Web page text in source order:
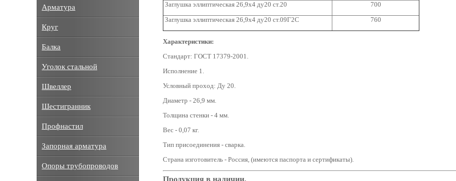
Заглушка эллиптическая 26,9х4 ду20 ст.20
700
Заглушка эллиптическая 26,9х4 ду20 ст.09Г2С
760
Характеристики:
Стандарт: ГОСТ 17379-2001.
Исполнение 1.
Условный проход: Ду 20.
Диаметр - 26,9 мм.
Толщина стенки - 4 мм.
Вес - 0,07 кг.
Тип присоединения - сварка.
Страна изготовитель - Россия, (имеются паспорта и сертификаты).
Продукция в наличии.
Арматура
Круг
Балка
Уголок стальной
Швеллер
Шестигранник
Профнастил
Запорная арматура
Опоры трубопроводов